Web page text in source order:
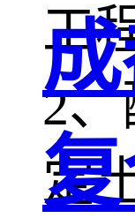
工
2
定